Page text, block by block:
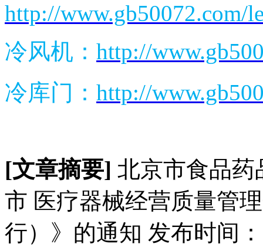
http://www.gb50072.com/
冷风机： http://
冷库门： http://
[文章摘要] 北京市食品药
市 医疗器械经营质量管
行）》的通知 发布时间